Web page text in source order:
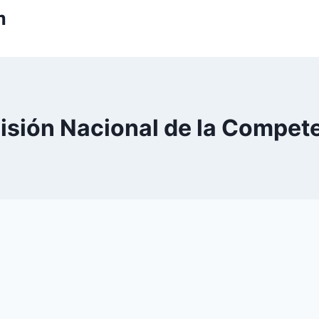
Nacional de la